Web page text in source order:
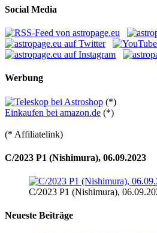
Social Media
Werbung
(*)
Einkaufen bei amazon.de (*)
(* Affiliatelink)
C/2023 P1 (Nishimura), 06.09.2023
C/2023 P1 (Nishimura),
Neueste Beiträge